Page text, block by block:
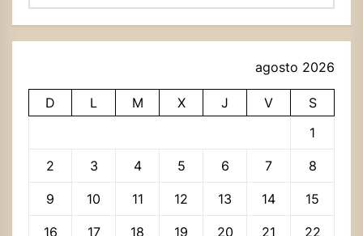
agosto 2026
D L M X J V
S
1
2 3 4 5 6 7 8
9 10 11 12 13 14 15
16 17 18 19 20 21 22